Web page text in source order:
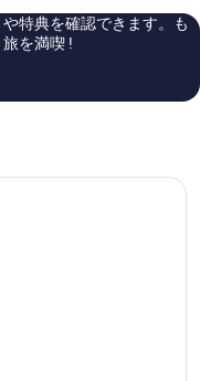
中
里
口
コ
特典を確認できます。も
を満喫 !